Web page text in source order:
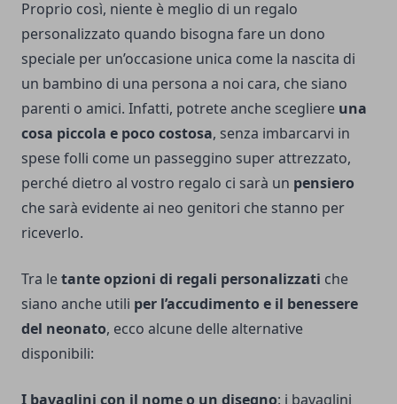
Proprio così, niente è meglio di un regalo
personalizzato quando bisogna fare un dono
speciale per un’occasione unica come la nascita di
un bambino di una persona a noi cara, che siano
parenti o amici. Infatti, potrete anche scegliere una
cosa piccola e poco costosa, senza imbarcarvi in
spese folli come un passeggino super attrezzato,
perché dietro al vostro regalo ci sarà un pensiero
che sarà evidente ai neo genitori che stanno per
riceverlo.
Tra letante opzioni di regali personalizzati che
siano anche utili per l’accudimento e il benessere
del neonato, ecco alcune delle alternative
disponibili:
I bavaglini con il nome o un disegno: i bavaglini